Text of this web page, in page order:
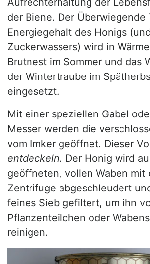
Aufrechterhaltung der
der Biene. Der Überwiegende
Energiegehalt des Honigs
Zuckerwassers) wird in
Brutnest im Sommer und das
der Wintertraube im
eingesetzt.
Mit einer speziellen Gabel
Messer werden die
vom Imker geöffnet. Dieser
entdeckeln. Der Honig wird
geöffneten, vollen Waben mit
Zentrifuge abgeschleudert
feines Sieb gefiltert, um ihn
Pflanzenteilchen oder
reinigen.